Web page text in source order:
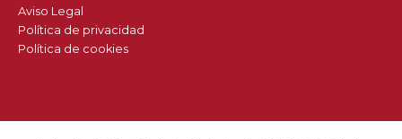
Aviso Legal
Política de privacidad
Política de cookies